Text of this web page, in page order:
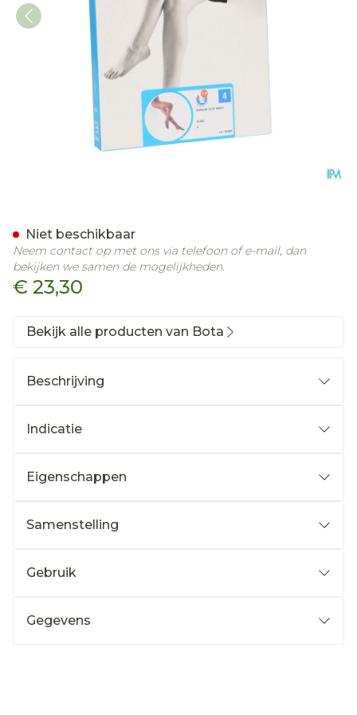
€ 23,30
Niet beschikbaar
Neem contact op met ons via telefoon of e-mail, dan
bekijken we samen de mogelijkheden.
Bekijk alle producten van Bota
Beschrijving
Indicatie
Eigenschappen
Samenstelling
Gebruik
Gegevens